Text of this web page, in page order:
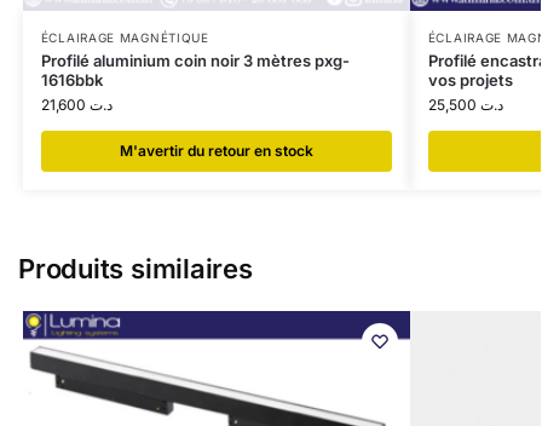
ÉCLAIRAGE MAGNÉTIQUE
Profilé aluminium coin noir 3 mètres pxg-
1616bbk
د.ت
​M'avertir du retour en stock
ÉCLAIRAGE
Profilé
vos projets
د.ت
Produits similaires